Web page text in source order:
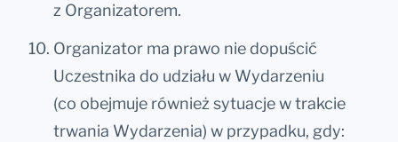
z Organizatorem.
Organizator ma prawo nie dopuścić
Uczestnika do udziału w Wydarzeniu
(co obejmuje również sytuacje w trakcie
trwania Wydarzenia) w przypadku, gdy: